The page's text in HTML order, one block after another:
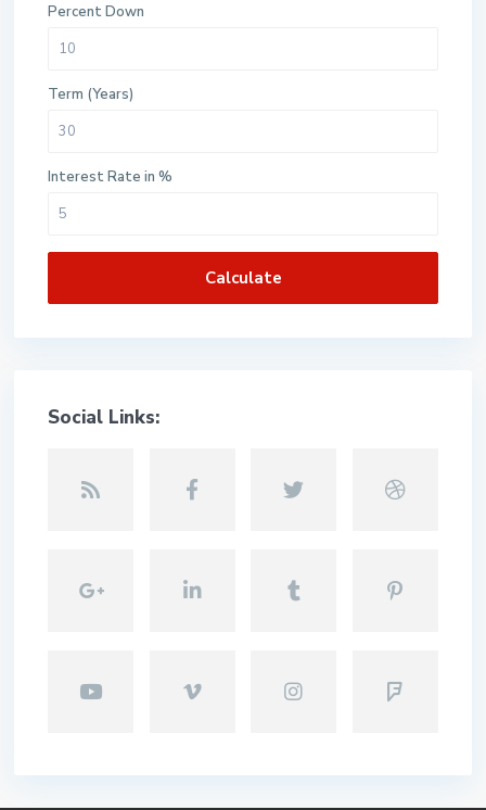
Percent Down
Term (Years)
Interest Rate in %
Calculate
Social Links: